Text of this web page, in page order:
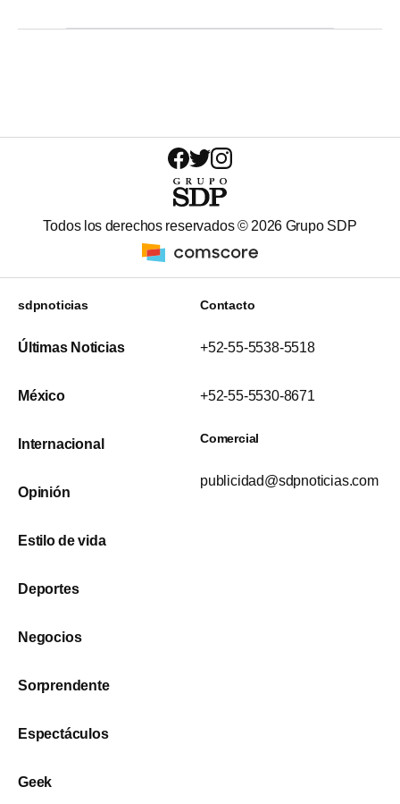
Todos los derechos reservados © 2026 Grupo SDP
sdpnoticias
Últimas Noticias
México
Internacional
Opinión
Estilo de vida
Deportes
Negocios
Sorprendente
Espectáculos
Geek
Contacto
+52-55-5538-5518
+52-55-5530-8671
Comercial
publicidad@sdpnoticias.com